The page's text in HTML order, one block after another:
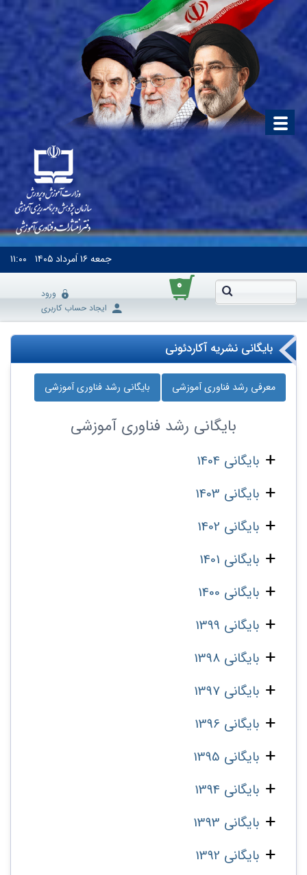
جمعه۱۶ اَمرداد ۱۴۰۵ ۱۱:۰۰
۰
ورود
ایجاد حساب کاربری
بایگانی نشریه آکاردئونی
معرفی رشد فناوری آموزشی بایگانی رشد فناوری آموزشی
بایگانی رشد فناوری آموزشی
بایگانی 1404
بایگانی 1403
بایگانی 1402
بایگانی 1401
بایگانی 1400
بایگانی 1399
بایگانی 1398
بایگانی 1397
بایگانی 1396
بایگانی 1395
بایگانی 1394
بایگانی 1393
بایگانی 1392